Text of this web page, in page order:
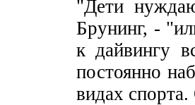
"Дети
Брунинг, -
к дайвингу
постоянно
видах